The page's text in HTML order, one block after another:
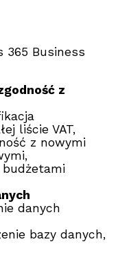
365 Business
z
liście VAT,
z nowymi
danych
bazy danych,